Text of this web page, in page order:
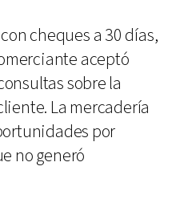
cheques a 30 días,
aceptó
sobre la
La mercadería
por
no generó